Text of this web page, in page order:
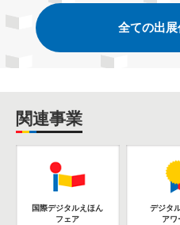
全ての出
関連事業
国際デジタルえほん
フェア
デジタ
アワ